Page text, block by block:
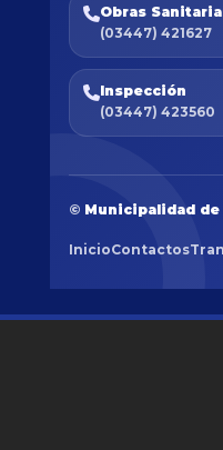
Obras
(03447) 421627
Inspección
(03447) 423560
© Municipalidad de
InicioContactos